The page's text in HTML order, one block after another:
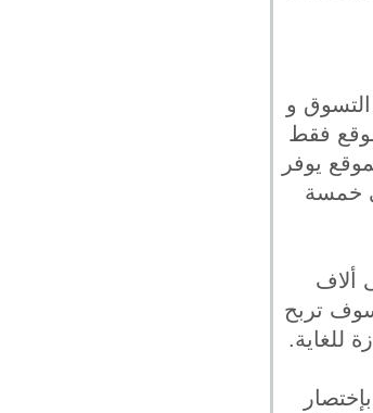
و
فقط
يوفر
خمسة
ألاف
سوف تربح
للغاية.